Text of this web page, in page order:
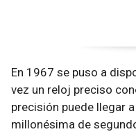
En 1967 se puso a
vez un reloj preciso
precisión puede llegar
millonésima de